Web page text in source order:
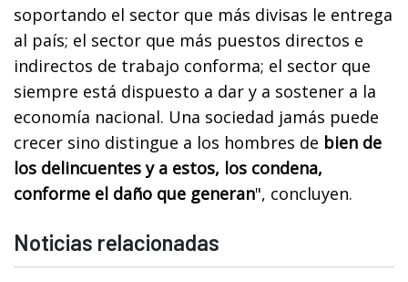
soportando el sector que más divisas le entrega
al país; el sector que más puestos directos e
indirectos de trabajo conforma; el sector que
siempre está dispuesto a dar y a sostener a la
economía nacional. Una sociedad jamás puede
crecer sino distingue a los hombres de bien de
los delincuentes y a estos, los condena,
conforme el daño que generan", concluyen.
Noticias relacionadas